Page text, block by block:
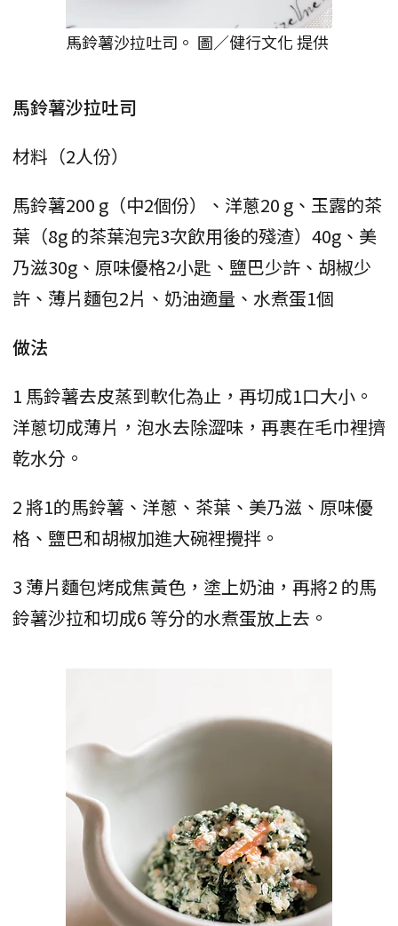
馬鈴薯沙拉吐司。 圖／健行文化 提供
馬鈴薯沙拉吐司
材料（2人份）
馬鈴薯200 g（中2個份）、洋蔥20 g、玉露的茶
葉（8g 的茶葉泡完3次飲用後的殘渣）40g、美
乃滋30g、原味優格2小匙、鹽巴少許、胡椒少
許、薄片麵包2片、奶油適量、水煮蛋1個
做法
1 馬鈴薯去皮蒸到軟化為止，再切成1口大小。
洋蔥切成薄片，泡水去除澀味，再裹在毛巾裡擠
乾水分。
2 將1的馬鈴薯、洋蔥、茶葉、美乃滋、原味優
格、鹽巴和胡椒加進大碗裡攪拌。
3 薄片麵包烤成焦黃色，塗上奶油，再將2 的馬
鈴薯沙拉和切成6 等分的水煮蛋放上去。